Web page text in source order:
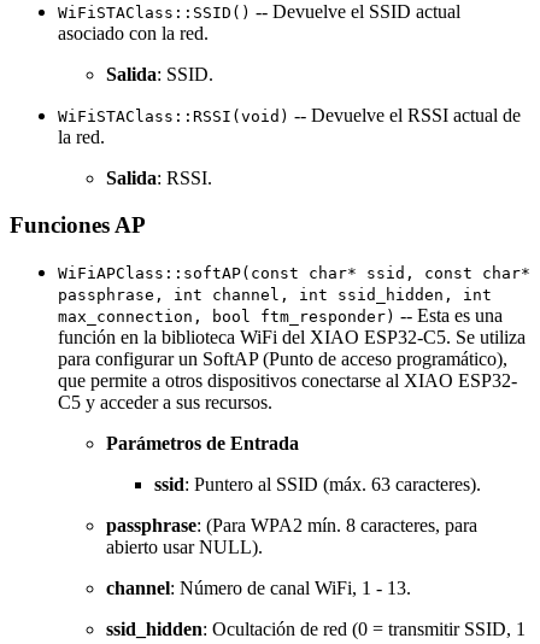
WiFiSTAClass::SSID() -- Devuelve el SSID actual
asociado con la red.
Salida: SSID.
WiFiSTAClass::RSSI(void) -- Devuelve el RSSI actual de
la red.
Salida: RSSI.
Funciones AP
WiFiAPClass::softAP(const char* ssid, const char*
passphrase, int channel, int ssid_hidden, int
max_connection, bool ftm_responder) -- Esta es una
función en la biblioteca WiFi del XIAO ESP32-C5. Se utiliza
para configurar un SoftAP (Punto de acceso programático),
que permite a otros dispositivos conectarse al XIAO ESP32-
C5 y acceder a sus recursos.
Parámetros de Entrada
ssid: Puntero al SSID (máx. 63 caracteres).
passphrase: (Para WPA2 mín. 8 caracteres, para
abierto usar NULL).
channel: Número de canal WiFi, 1 - 13.
ssid_hidden: Ocultación de red (0 = transmitir SSID, 1